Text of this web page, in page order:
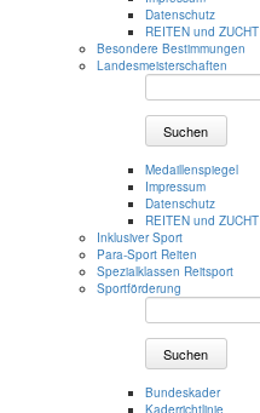
Datenschutz
REITEN und ZUCHT
Besondere Bestimmungen
Landesmeisterschaften
Suchen
Medaillenspiegel
Impressum
Datenschutz
REITEN und ZUCHT
Inklusiver Sport
Para-Sport Reiten
Spezialklassen Reitsport
Sportförderung
Suchen
Bundeskader
Kaderrichtlinie